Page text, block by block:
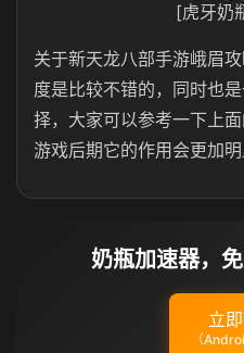
[虎牙奶
关于新天龙八部手游峨眉
度是比较不错的，同时也
择，大家可以参考一下上
游戏后期它的作用会更加明
奶瓶加速器，
立
（